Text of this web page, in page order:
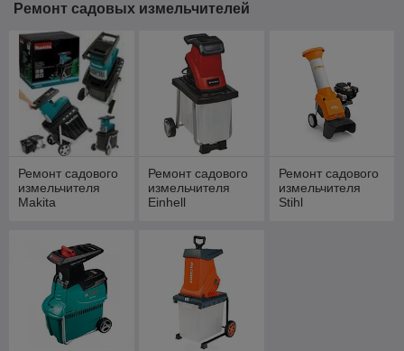
Ремонт садовых измельчителей
Ремонт садового
измельчителя
Makita
Ремонт садового
измельчителя
Einhell
Ремонт садового
измельчителя
Stihl